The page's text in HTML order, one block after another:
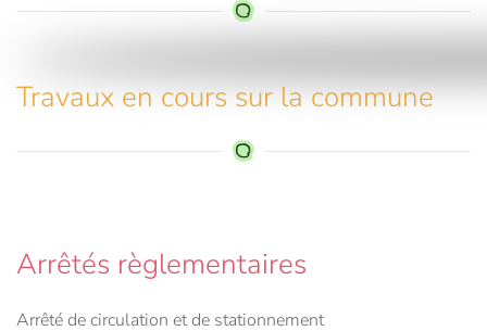
Travaux en cours sur la commune
Arrêtés règlementaires
Arrêté de circulation et de stationnement